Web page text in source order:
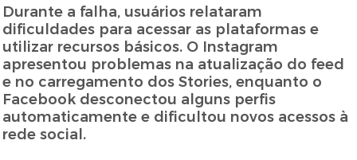
Durante a falha, usuários relataram
dificuldades para acessar as plataformas e
utilizar recursos básicos. O Instagram
apresentou problemas na atualização do feed
e no carregamento dos Stories, enquanto o
Facebook desconectou alguns perfis
automaticamente e dificultou novos acessos à
rede social.